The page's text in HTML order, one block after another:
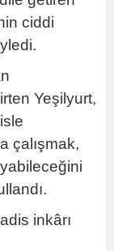
ciddi
Yeşilyurt,
çalışmak,
inkârı